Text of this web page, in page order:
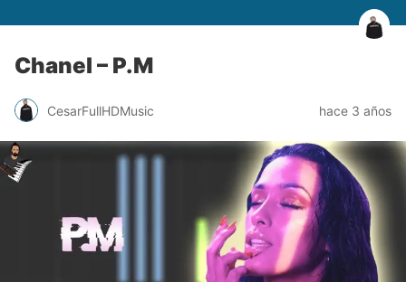
Chanel – P.M
CesarFullHDMusic hace 3 años